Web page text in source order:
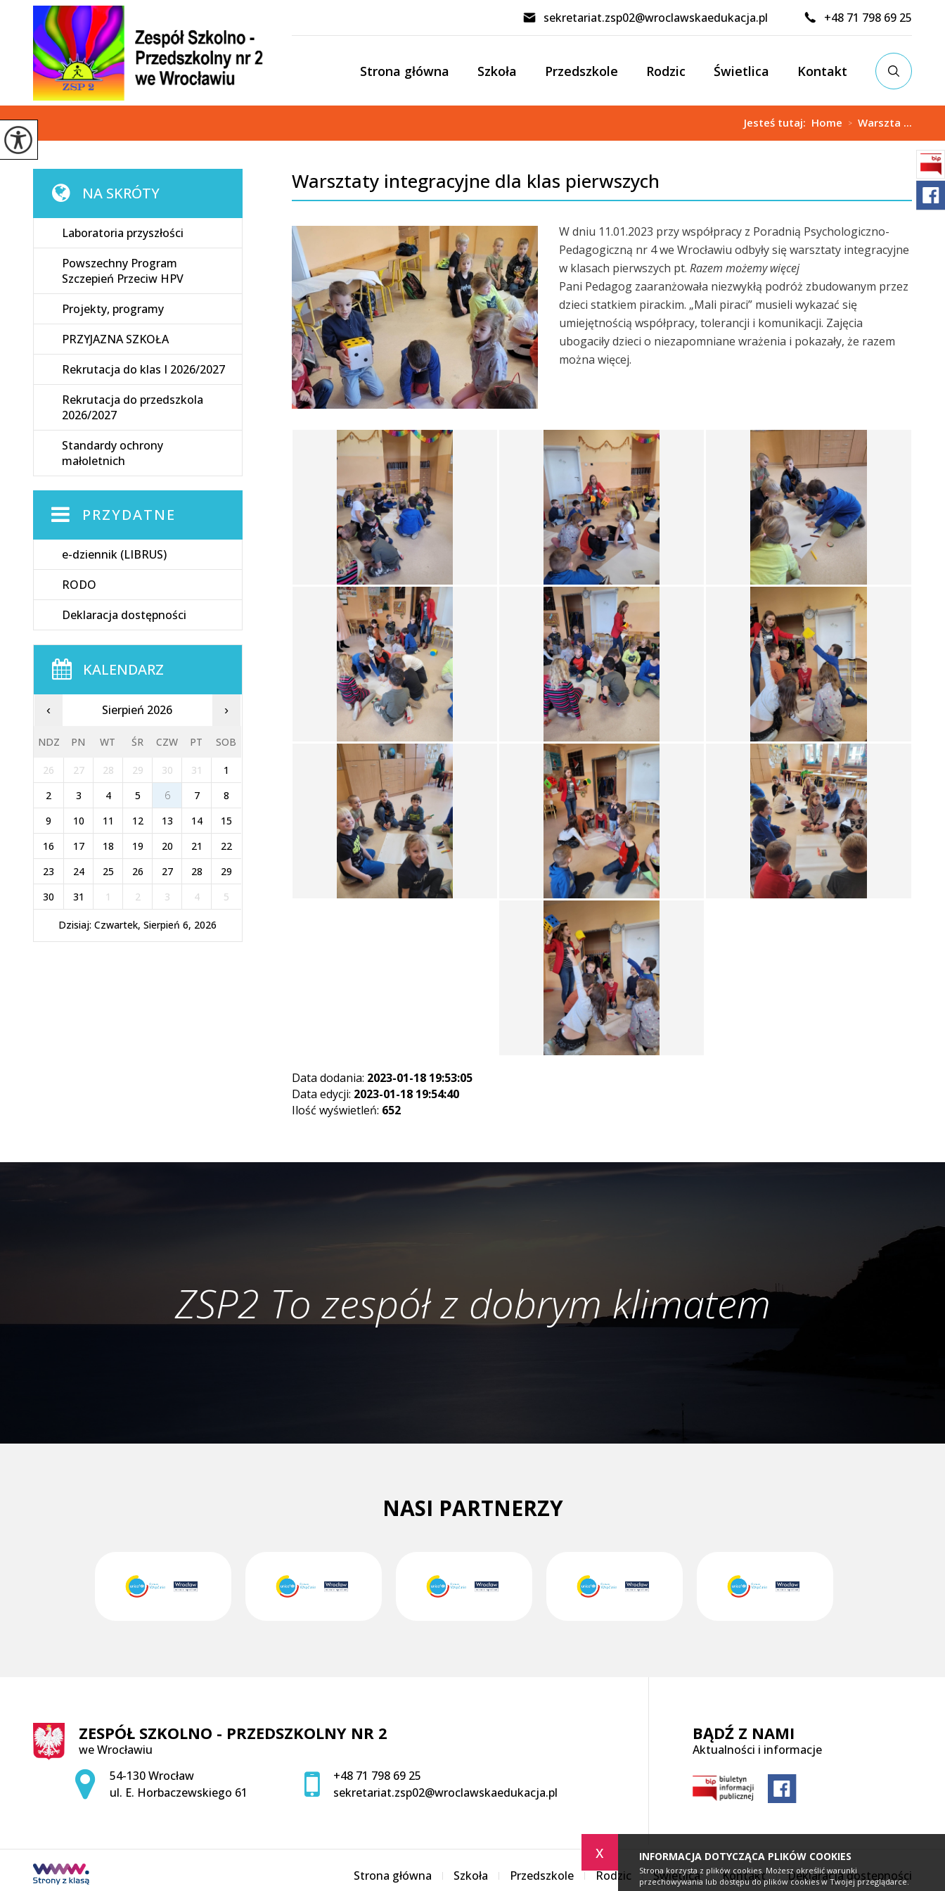
x INFORMACJA DOTYCZĄCA PLIKÓW COOKIES
Strona korzysta z plików cookies. Możesz określić warunki
przechowywania lub dostępu do plików cookies w Twojej przeglądarce.
sekretariat.zsp02@wroclawskaedukacja.pl +48 71 798 69 25
Strona główna Szkoła Przedszkole Rodzic Świetlica Kontakt
Jesteś tutaj: Home > Warszta ...
Warsztaty integracyjne dla klas pierwszych
W dniu 11.01.2023 przy współpracy z Poradnią Psychologiczno-
Pedagogiczną nr 4 we Wrocławiu odbyły się warsztaty integracyjne
w klasach pierwszych pt. Razem możemy więcej
Pani Pedagog zaaranżowała niezwykłą podróż zbudowanym przez
dzieci statkiem pirackim. „Mali piraci” musieli wykazać się
umiejętnością współpracy, tolerancji i komunikacji. Zajęcia
ubogaciły dzieci o niezapomniane wrażenia i pokazały, że razem
można więcej.
Data dodania: 2023-01-18 19:53:05
Data edycji: 2023-01-18 19:54:40
Ilość wyświetleń: 652
NA SKRÓTY
Laboratoria przyszłości
Powszechny Program
Szczepień Przeciw HPV
Projekty, programy
PRZYJAZNA SZKOŁA
Rekrutacja do klas I 2026/2027
Rekrutacja do przedszkola
2026/2027
Standardy ochrony
małoletnich
PRZYDATNE
e-dziennik (LIBRUS)
RODO
Deklaracja dostępności
KALENDARZ
‹ Sierpień 2026 ›
NDZ PN WT ŚR CZW PT SOB
26 27 28 29 30 31
1
2
3 4 5 6 7
8
9
10 11 12 13 14
15
16
17 18 19 20 21
22
23
24 25 26 27 28
29
30
31 1 2 3 4 5
Dzisiaj: Czwartek, Sierpień 6, 2026
ZSP2 To zespół z dobrym klimatem
NASI PARTNERZY
ZESPÓŁ SZKOLNO - PRZEDSZKOLNY NR 2
we Wrocławiu
Adres pocztowy:
54-130 Wrocław
ul. E. Horbaczewskiego 61
+48 71 798 69 25
sekretariat.zsp02@wroclawskaedukacja.pl
BĄDŹ Z NAMI
Aktualności i informacje
Strona główna Szkoła Przedszkole Rodzic Świetlica Kontakt Deklaracja dostępności